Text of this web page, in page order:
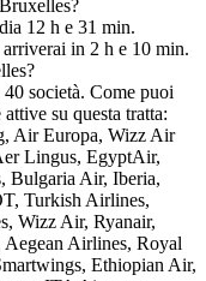
12 h e 31 min.
in 2 h e 10 min.
società. Come puoi
su questa tratta:
Air Europa, Wizz Air
Lingus, EgyptAir,
Bulgaria Air, Iberia,
Turkish Airlines,
Wizz Air, Ryanair,
Airlines, Royal
Ethiopian Air,